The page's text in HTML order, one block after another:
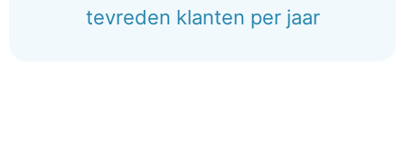
tevreden klanten per jaar